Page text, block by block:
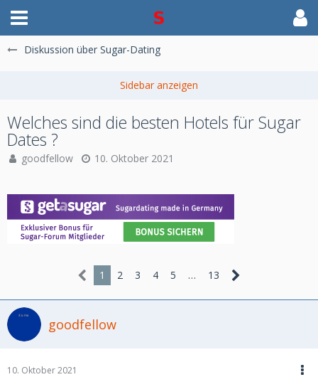
Diskussion über Sugar-Dating
Welches sind die besten Hotels für Sugar
Dates ?
goodfellow 10. Oktober 2021
1 2 3 4 5 … 13
goodfellow
10. Oktober 2021